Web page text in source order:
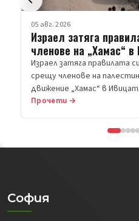
05 авг. 2026
Израел затяга
членове на „Хамас“ в
Израел затяга правилата
срещу членове на
движение „Хамас“ в
Прочети →
София